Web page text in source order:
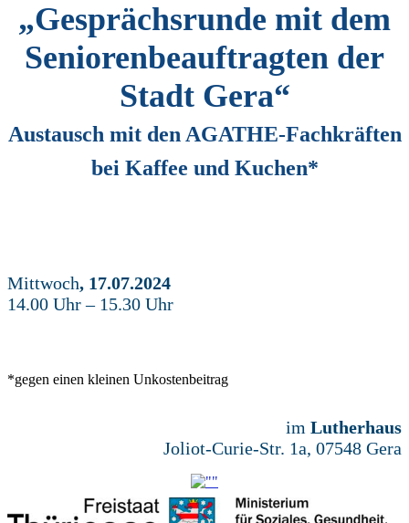
„Gesprächsrunde mit dem
Seniorenbeauftragten der
Stadt Gera“
Austausch mit den AGATHE-Fachkräften
bei Kaffee und Kuchen*
Mittwoch, 17.07.2024
14.00 Uhr – 15.30 Uhr
*gegen einen kleinen Unkostenbeitrag
im Lutherhaus
Joliot-Curie-Str. 1a, 07548 Gera